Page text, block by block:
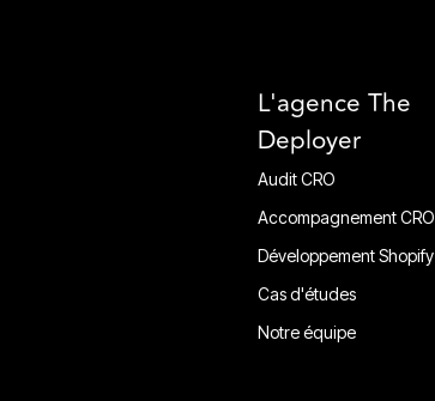
L'agence The
Deployer
Audit CRO
Audit CRO
Accompagnement CRO
Accompagnement CRO
Développement Shopify
Développement Shopify
Cas d'études
Cas d'études
Notre équipe